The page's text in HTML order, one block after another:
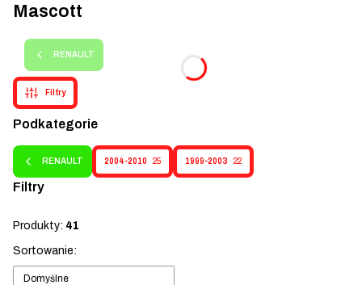
Mascott
RENAULT
Filtry
Podkategorie
RENAULT 2004-2010 25 1999-2003 22
Filtry
Koniec filtrów
Produkty: 41
Lista produktów
Sortowanie:
Domyślne